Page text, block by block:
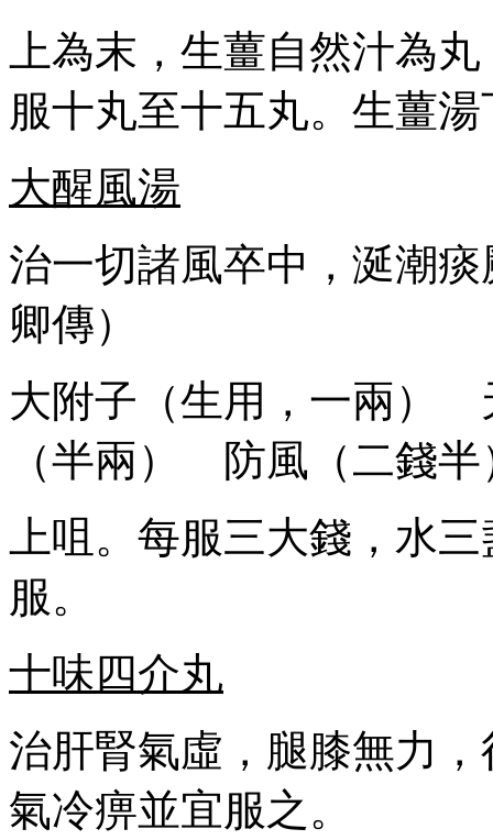
上為末，生薑自然汁為
服十丸至十五丸。生薑
大醒風湯
治一切諸風卒中，涎潮
卿傳）
大附子（生用，一兩）
（半兩） 防風（二錢
上咀。每服三大錢，水
服。
十味四介丸
治肝腎氣虛，腿膝無力
氣冷痹並宜服之。